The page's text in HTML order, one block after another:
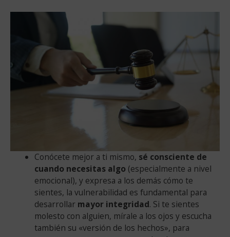
Conócete mejor a ti mismo, sé consciente de
cuando necesitas algo (especialmente a nivel
emocional), y expresa a los demás cómo te
sientes, la vulnerabilidad es fundamental para
desarrollar mayor integridad. Si te sientes
molesto con alguien, mírale a los ojos y escucha
también su «versión de los hechos», para